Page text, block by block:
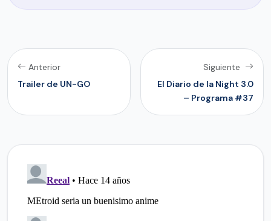
Anterior
Trailer de UN-GO
Siguiente
El Diario de la Night 3.0
– Programa #37